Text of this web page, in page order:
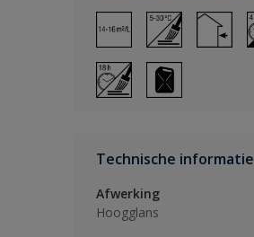
Technische informatie
Afwerking
Hoogglans